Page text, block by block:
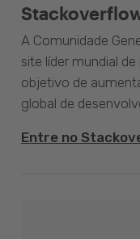
A Comunidade
site líder mundial
objetivo de
global de
Entre no